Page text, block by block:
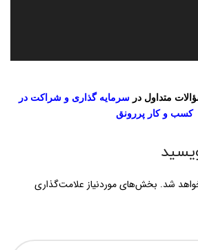
متداول در سرمایه گذاری و شراکت در
کسب و کار پررونق
شد. بخش‌های موردنیاز علامت‌گذاری